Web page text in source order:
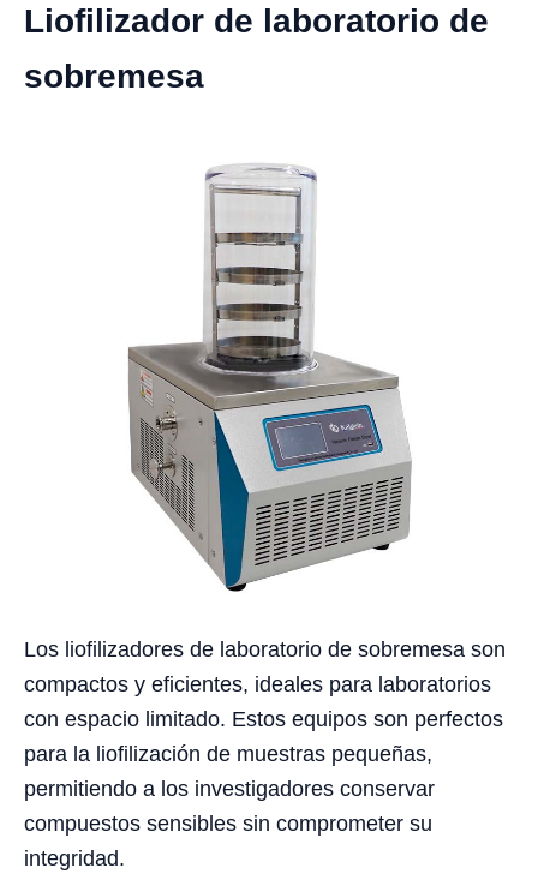
Liofilizador de laboratorio de
sobremesa
Los liofilizadores de laboratorio de sobremesa son
compactos y eficientes, ideales para laboratorios
con espacio limitado. Estos equipos son perfectos
para la liofilización de muestras pequeñas,
permitiendo a los investigadores conservar
compuestos sensibles sin comprometer su
integridad.